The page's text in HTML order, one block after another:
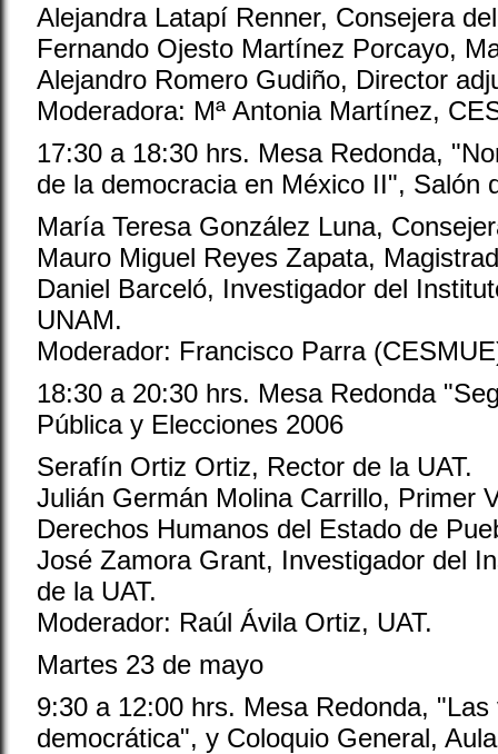
Alejandra Latapí Renner, Consejera
Fernando Ojesto Martínez Porcayo,
Alejandro Romero Gudiño, Director
Moderadora: Mª Antonia Martínez,
17:30 a 18:30 hrs. Mesa Redonda,
de la democracia en México II", Salón
María Teresa González Luna,
Mauro Miguel Reyes Zapata,
Daniel Barceló, Investigador del
UNAM.
Moderador: Francisco Parra
18:30 a 20:30 hrs. Mesa Redonda
Pública y Elecciones 2006
Serafín Ortiz Ortiz, Rector de la UAT.
Julián Germán Molina Carrillo, Primer
Derechos Humanos del Estado de
José Zamora Grant, Investigador del
de la UAT.
Moderador: Raúl Ávila Ortiz, UAT.
Martes 23 de mayo
9:30 a 12:00 hrs. Mesa Redonda,
democrática", y Coloquio General,